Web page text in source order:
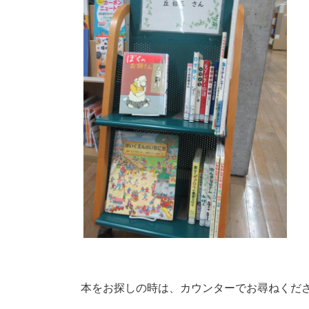
本をお探しの時は、カウンターでお尋ねくだ